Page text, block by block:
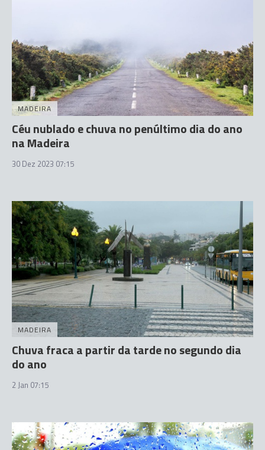
MADEIRA
Céu nublado e chuva no penúltimo dia do ano
na Madeira
30 Dez 2023 07:15
MADEIRA
Chuva fraca a partir da tarde no segundo dia
do ano
2 Jan 07:15